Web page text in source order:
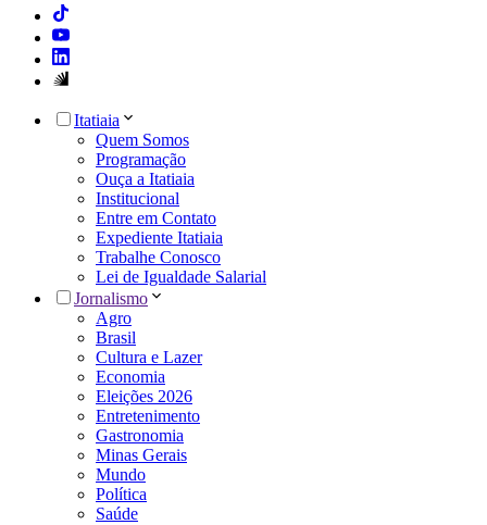
Itatiaia
Quem Somos
Programação
Ouça a Itatiaia
Institucional
Entre em Contato
Expediente Itatiaia
Trabalhe Conosco
Lei de Igualdade Salarial
Jornalismo
Agro
Brasil
Cultura e Lazer
Economia
Eleições 2026
Entretenimento
Gastronomia
Minas Gerais
Mundo
Política
Saúde